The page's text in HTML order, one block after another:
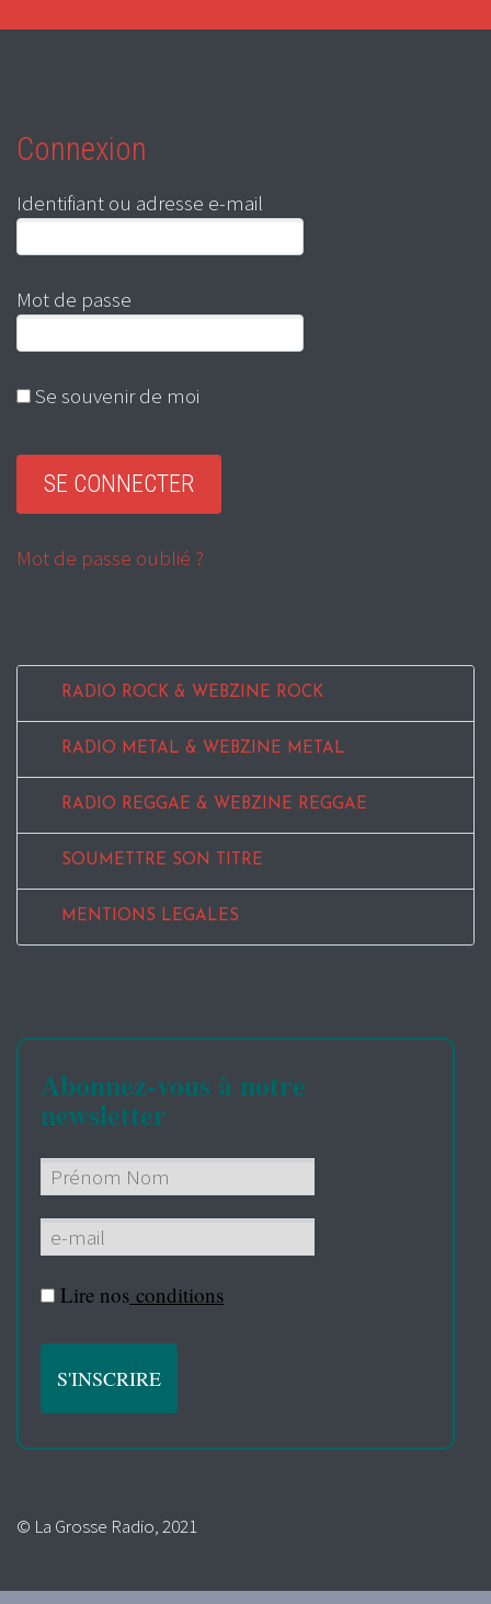
Connexion
Identifiant ou adresse e-mail
Mot de passe
Se souvenir de moi
Mot de passe oublié ?
RADIO ROCK & WEBZINE ROCK
RADIO METAL & WEBZINE METAL
RADIO REGGAE & WEBZINE REGGAE
SOUMETTRE SON TITRE
MENTIONS LEGALES
Abonnez-vous à notre
newsletter
Lire nos conditions
© La Grosse Radio, 2021